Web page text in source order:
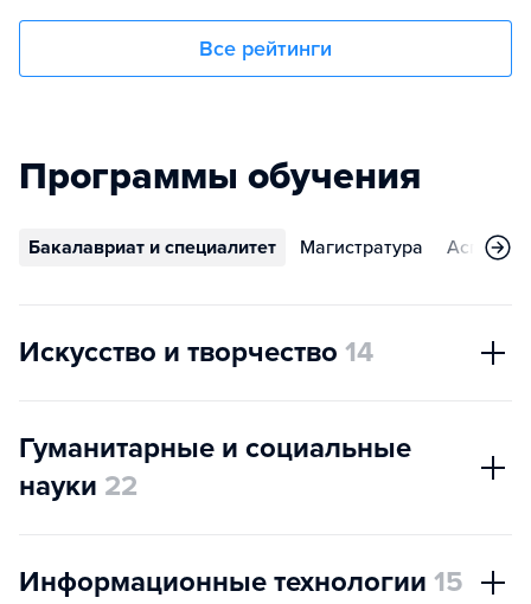
Все рейтинги
Программы обучения
Бакалавриат и специалитет Магистратура
Искусство и творчество 14
Гуманитарные и социальные
науки 22
Информационные технологии 15